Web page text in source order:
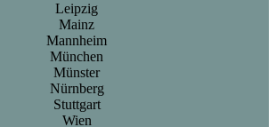
Leipzig
Mainz
Mannheim
München
Münster
Nürnberg
Stuttgart
Wien